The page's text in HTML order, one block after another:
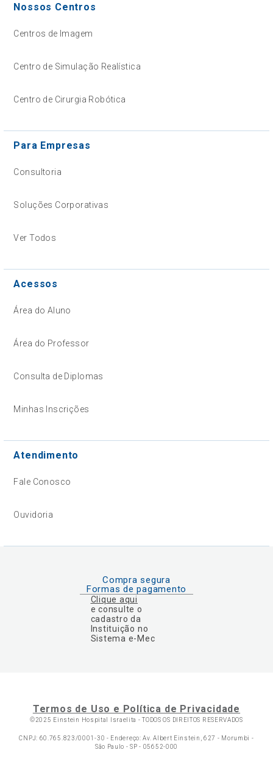
Nossos Centros
Centros de Imagem
Centro de Simulação Realística
Centro de Cirurgia Robótica
Para Empresas
Consultoria
Soluções Corporativas
Ver Todos
Acessos
Área do Aluno
Área do Professor
Consulta de Diplomas
Minhas Inscrições
Atendimento
Fale Conosco
Ouvidoria
Compra segura
Formas de pagamento
Clique aqui
e consulte o
cadastro da
Instituição no
Sistema e-Mec
Termos de Uso e Política de Privacidade
©2025 Einstein Hospital Israelita -TODOS OS DIREITOS RESERVADOS
CNPJ: 60.765.823/0001-30 - Endereço: Av. Albert Einstein, 627 - Morumbi -
São Paulo - SP - 05652-000